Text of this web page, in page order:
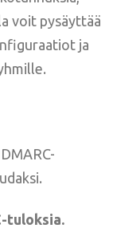
voit pysäyttää
ja
tuloksia.